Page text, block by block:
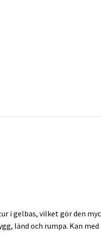
i gelbas, vilket gör den
länd och rumpa. Kan